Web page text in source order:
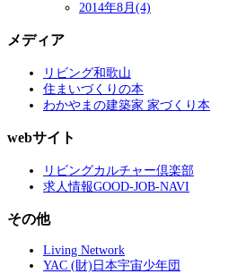
2014年8月(4)
メディア
リビング和歌山
住まいづくりの本
わかやまの建築家 家づくり本
webサイト
リビングカルチャー倶楽部
求人情報GOOD-JOB-NAVI
その他
Living Network
YAC (財)日本宇宙少年団